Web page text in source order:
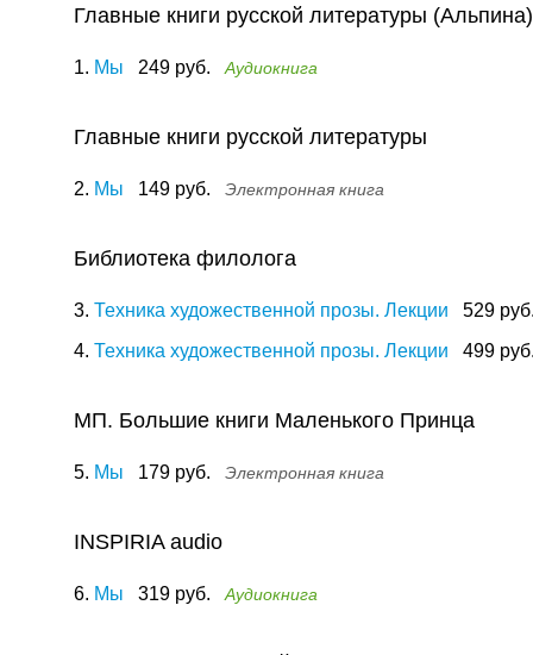
Главные книги русской литературы (Альпина)
1. Мы 249 руб. Аудиокнига
Главные книги русской литературы
2. Мы 149 руб. Электронная книга
Библиотека филолога
3. Техника художественной прозы. Лекции 529 руб.
4. Техника художественной прозы. Лекции 499 руб.
МП. Большие книги Маленького Принца
5. Мы 179 руб. Электронная книга
INSPIRIA audio
6. Мы 319 руб. Аудиокнига